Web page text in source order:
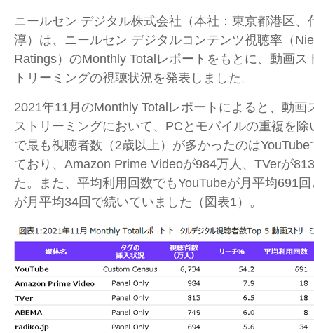
ニールセン デジタル株式会社（本社：東京都港区
淳）は、ニールセン デジタルコンテンツ視聴率（
Ratings）のMonthly Totalレポートをもとに、動画ス
トリーミングの視聴状況を発表しました。
2021年11月のMonthly Totalレポートによると、動画
ストリーミングにおいて、 PCとモバイルの重複を
で最も視聴者数（2歳以上）が多かったのはYouTube
ており、 Amazon Prime Videoが984万人、 TVerが813
た。また、平均利用回数でもYouTubeが月平均691
が月平均34回で続いていました（図表1）。